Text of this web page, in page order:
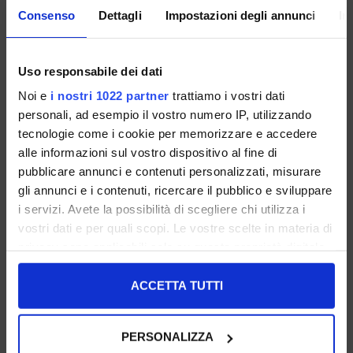
Consenso Dettagli Impostazioni degli annunci
Uso responsabile dei dati
Noi e i nostri 1022 partner trattiamo i vostri dati
personali, ad esempio il vostro numero IP, utilizzando
tecnologie come i cookie per memorizzare e accedere
alle informazioni sul vostro dispositivo al fine di
pubblicare annunci e contenuti personalizzati, misurare
gli annunci e i contenuti, ricercare il pubblico e sviluppare
i servizi. Avete la possibilità di scegliere chi utilizza i
vostri dati e per quali scopi. Le vostre scelte in materia di
in cui avete effettuato le vostre scelte. È possibile
modificare o revocare il proprio consenso in qualsiasi
momento dalla Dichiarazione sui cookie o facendo clic
ACCETTA TUTTI
PERSONALIZZA
UNSERE BESTSELLER UNSERE BESTSELLER